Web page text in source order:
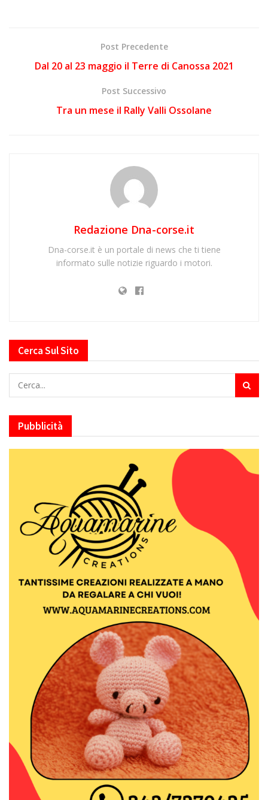
Post Precedente
Dal 20 al 23 maggio il Terre di Canossa 2021
Post Successivo
Tra un mese il Rally Valli Ossolane
Redazione Dna-corse.it
Dna-corse.it è un portale di news che ti tiene
informato sulle notizie riguardo i motori.
Cerca Sul Sito
Pubblicità